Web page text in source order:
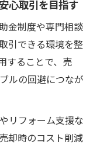
心取引を目指す
金制度や専門相談
引できる環境を整
することで、売
ルの回避につなが
リフォーム支援な
却時のコスト削減